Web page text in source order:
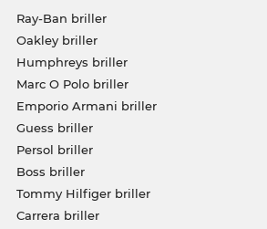
Ray-Ban briller
Oakley briller
Humphreys briller
Marc O Polo briller
Emporio Armani briller
Guess briller
Persol briller
Boss briller
Tommy Hilfiger briller
Carrera briller